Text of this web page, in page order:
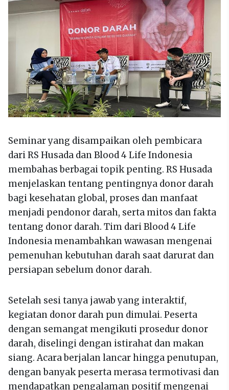
Seminar yang disampaikan oleh pembicara
dari RS Husada dan Blood 4 Life Indonesia
membahas berbagai topik penting. RS Husada
menjelaskan tentang pentingnya donor darah
bagi kesehatan global, proses dan manfaat
menjadi pendonor darah, serta mitos dan fakta
tentang donor darah. Tim dari Blood 4 Life
Indonesia menambahkan wawasan mengenai
pemenuhan kebutuhan darah saat darurat dan
persiapan sebelum donor darah.
Setelah sesi tanya jawab yang interaktif,
kegiatan donor darah pun dimulai. Peserta
dengan semangat mengikuti prosedur donor
darah, diselingi dengan istirahat dan makan
siang. Acara berjalan lancar hingga penutupan,
dengan banyak peserta merasa termotivasi dan
mendapatkan pengalaman positif mengenai